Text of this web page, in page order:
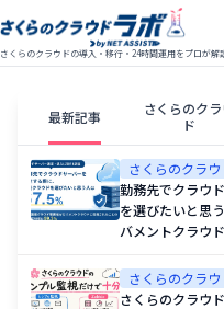
さくらのクラウドの導入・移行・24時間運用をプロが解
最新記事
さくらのク
ド
さくらのクラウ
勤務先でクラウ
を選びたいと思
バメントクラウ
さくらのクラウ
さくらのクラウ